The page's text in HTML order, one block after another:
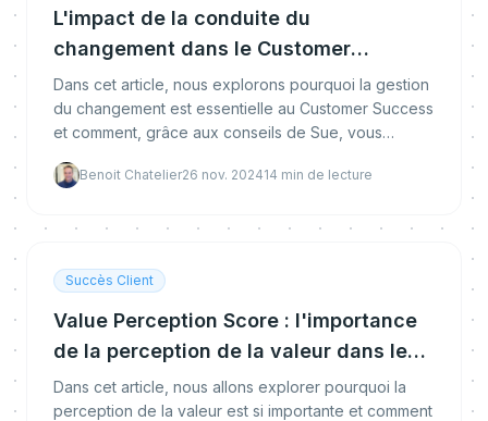
L'impact de la conduite du
changement dans le Customer
Success
Dans cet article, nous explorons pourquoi la gestion
du changement est essentielle au Customer Success
et comment, grâce aux conseils de Sue, vous
pourBenoit Chatelier26 nov. 202414 min de lecture
Succès Client
Value Perception Score : l'importance
de la perception de la valeur dans le
Customer Success
Dans cet article, nous allons explorer pourquoi la
perception de la valeur est si importante et comment